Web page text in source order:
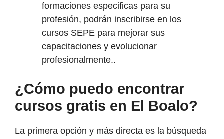
formaciones especificas para su
profesión, podrán inscribirse en los
cursos SEPE para mejorar sus
capacitaciones y evolucionar
profesionalmente..
¿Cómo puedo encontrar
cursos gratis en El Boalo?
La primera opción y más directa es la búsqueda